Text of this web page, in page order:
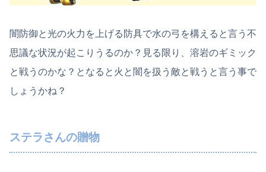
闇防御と光の火力を上げる防具で水の弓を構えると言う不
思議な状況が起こりうるのか？見る限り、溶岩のギミック
と戦うのかな？となると火と闇を扱う敵と戦うと言う事で
しょうかね？
ステラさんの贈物